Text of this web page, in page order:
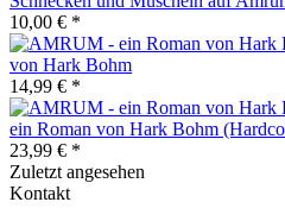
10,00 € *
von Hark Bohm
14,99 € *
ein Roman von Hark Bohm
23,99 € *
Zuletzt angesehen
Kontakt